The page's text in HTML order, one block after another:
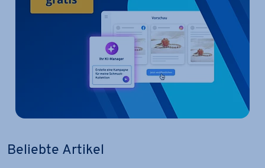
Beliebte Artikel